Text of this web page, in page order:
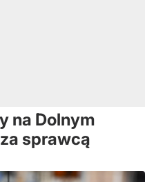
na Dolnym
sprawcą